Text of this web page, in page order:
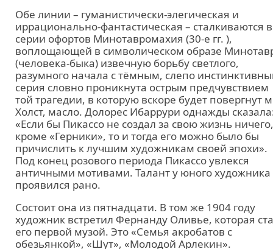
Обе линии – гуманистически-элегическая и
иррационально-фантастическая – сталкиваются в
серии офортов Минотавромахия (30-е гг. ),
воплощающей в символическом образе
(человека-быка) извечную борьбу светлого,
разумного начала с тёмным, слепо
серия словно проникнута острым предчувствием
той трагедии, в которую вскоре будет повергнут
Холст, масло. Долорес Ибаррури однажды
«Если бы Пикассо не создал за свою жизнь ничего,
кроме «Герники», то и тогда его можно было бы
причислить к лучшим художникам своей эпохи».
Под конец розового периода Пикассо увлекся
античными мотивами. Талант у юного художника
проявился рано.
Состоит она из пятнадцати. В том же 1904 году
художник встретил Фернанду Оливье, которая
его первой музой. Это «Семья акробатов с
обезьянкой», «Шут», «Молодой Арлекин».